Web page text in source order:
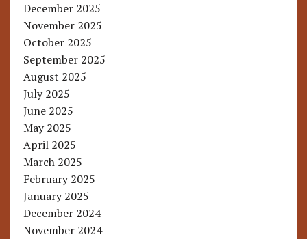
December 2025
November 2025
October 2025
September 2025
August 2025
July 2025
June 2025
May 2025
April 2025
March 2025
February 2025
January 2025
December 2024
November 2024